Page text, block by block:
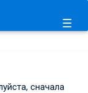
☰
сначала